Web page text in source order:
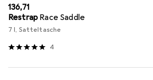
EUR
136,71
Restrap Race Saddle
7 l, Satteltasche
4